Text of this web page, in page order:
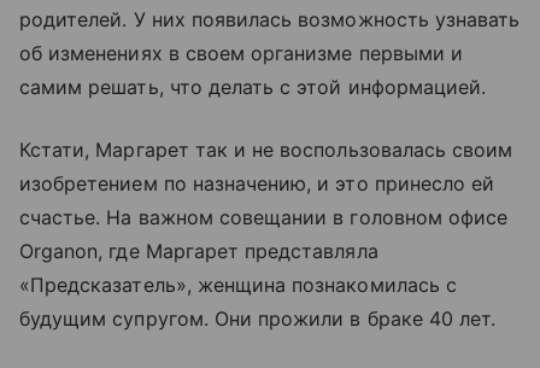
родителей. У них появилась возможность узнавать
об изменениях в своем организме первыми и
самим решать, что делать с этой информацией.
Кстати, Маргарет так и не воспользовалась своим
изобретением по назначению, и это принесло ей
счастье. На важном совещании в головном офисе
Organon, где Маргарет представляла
«Предсказатель», женщина познакомилась с
будущим супругом. Они прожили в браке 40 лет.